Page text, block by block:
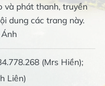
và phát thanh, truyền
dung các trang này.
(Mrs Hiền);
Liên)